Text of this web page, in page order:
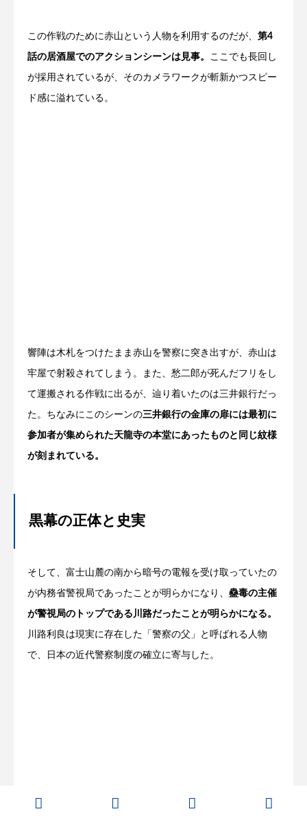
この作戦のために赤山という人物を利用するのだが、 第4
話の居酒屋でのアクションシーンは見事。 ここでも長回し
が採用されているが、そのカメラワークが斬新かつスピー
ド感に溢れている。
響陣は木札をつけたまま赤山を警察に突き出すが、赤山は
牢屋で射殺されてしまう。また、愁二郎が死んだフリをし
て運搬される作戦に出るが、辿り着いたのは三井銀行だっ
た。ちなみにこのシーンの三井銀行の金庫の扉には最初に
参加者が集められた天龍寺の本堂にあったものと同じ紋様
が刻まれている。
黒幕の正体と史実
そして、富士山麓の南から暗号の電報を受け取っていたの
が内務省警視局であったことが明らかになり、 蠱毒の主催
が警視局のトップである川路だったことが明らかになる。
川路利良は現実に存在した「警察の父」と呼ばれる人物
で、日本の近代警察制度の確立に寄与した。